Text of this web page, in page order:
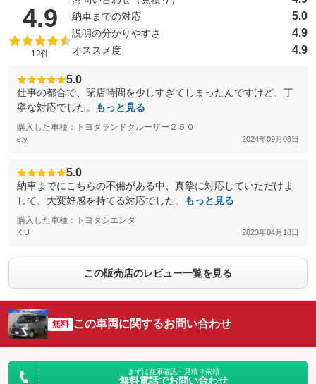
4.9 （5点満点中）
12件
納車までの対応 5.0
説明の分かりやすさ 4.9
オススメ度 4.9
5.0
仕事の都合で、閉店時間を少しすぎてしまったんですけど、丁
寧な対応でした。
もっと見る
購入した車種：トヨタランドクルーザー２５０
s.y 2024年09月03日
5.0
納車までにこちらの不備がある中、真摯に対応していただけま
して、大変好感を持てる対応でした。
もっと見る
購入した車種：トヨタシエンタ
K.U 2023年04月18日
この販売店のレビュー一覧を見る
無料 この車両に関するお問い合わせ
まずは在庫確認・見積り依頼
無料電話でお問い合わせ